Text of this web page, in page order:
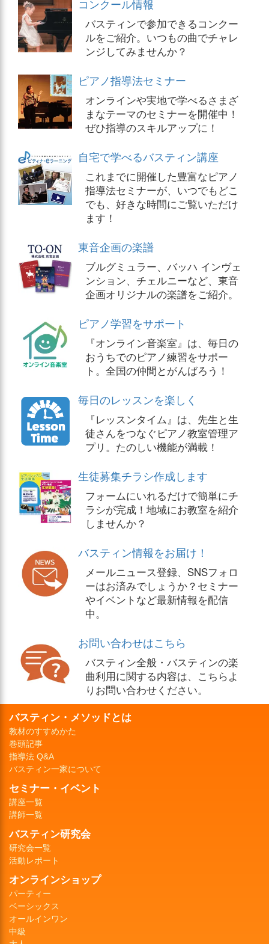
コンクール情報
バスティンで参加できるコンクー
ルをご紹介。いつもの曲でチャレ
ンジしてみませんか？
ピアノ指導法セミナー
オンラインや実地で学べるさまざ
まなテーマのセミナーを開催中！
ぜひ指導のスキルアップに！
自宅で学べるバスティン講座
これまでに開催した豊富なピアノ
指導法セミナーが、いつでもどこ
でも、好きな時間にご覧いただけ
ます！
東音企画の楽譜
ブルグミュラー、バッハ インヴェ
ンション、チェルニーなど、東音
企画オリジナルの楽譜をご紹介。
ピアノ学習をサポート
『オンライン音楽室』は、毎日の
おうちでのピアノ練習をサポー
ト。全国の仲間とがんばろう！
毎日のレッスンを楽しく
『レッスンタイム』は、先生と生
徒さんをつなぐピアノ教室管理ア
プリ。たのしい機能が満載！
生徒募集チラシ作成します
フォームにいれるだけで簡単にチ
ラシが完成！地域にお教室を紹介
しませんか？
バスティン情報をお届け！
メールニュース登録、SNSフォロ
ーはお済みでしょうか？セミナー
やイベントなど最新情報を配信
中。
お問い合わせはこちら
バスティン全般・バスティンの楽
曲利用に関する内容は、こちらよ
りお問い合わせください。
バスティン・メソッドとは
教材のすすめかた
巻頭記事
指導法 Q&A
バスティン一家について
セミナー・イベント
講座一覧
講師一覧
バスティン研究会
研究会一覧
活動レポート
オンラインショップ
パーティー
ベーシックス
オールインワン
中級